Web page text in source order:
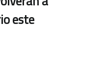
este